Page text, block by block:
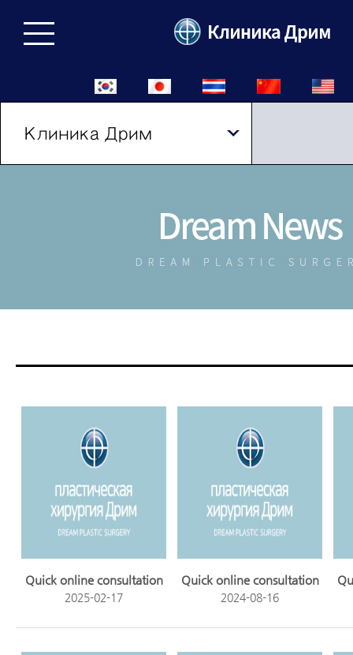
Клиника Дрим
Quick online consultation
2025-02-17
Quick online consultation
2024-08-16